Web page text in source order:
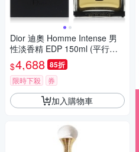
Dior 迪奧 Homme Intense 男
性淡香精 EDP 150ml (平行輸
入)
$4,688 85折
限時下殺 券
加入購物車